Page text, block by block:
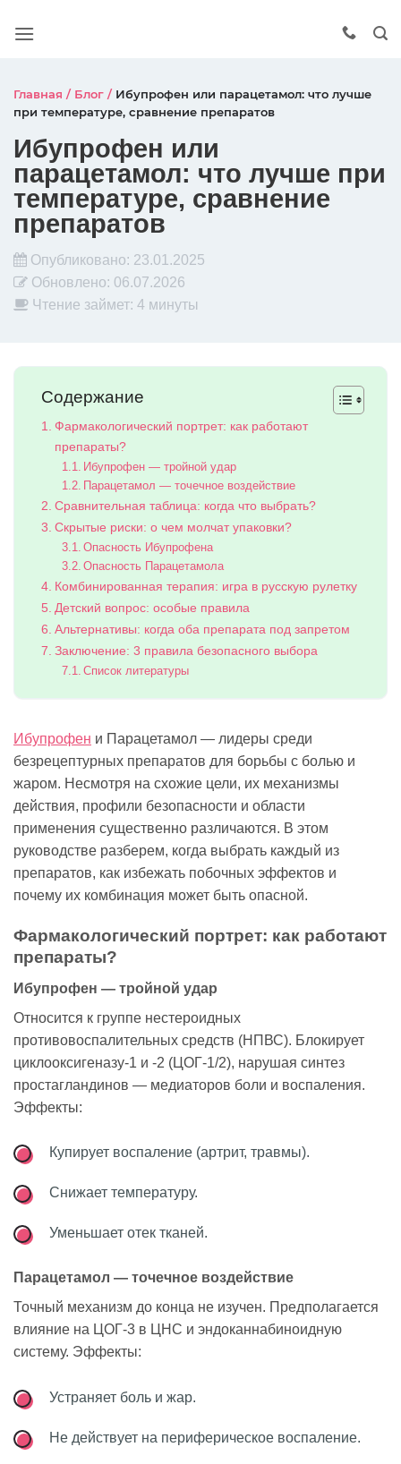
Главная / Блог / Ибупрофен или парацетамол: что лучше
при температуре, сравнение препаратов
Ибупрофен или
парацетамол: что лучше при
температуре, сравнение
препаратов
Опубликовано: 23.01.2025
Обновлено: 06.07.2026
Чтение займет: 4 минуты
Содержание
Фармакологический портрет: как работают
препараты?
Ибупрофен — тройной удар
Парацетамол — точечное воздействие
Сравнительная таблица: когда что выбрать?
Скрытые риски: о чем молчат упаковки?
Опасность Ибупрофена
Опасность Парацетамола
Комбинированная терапия: игра в русскую рулетку
Детский вопрос: особые правила
Альтернативы: когда оба препарата под запретом
Заключение: 3 правила безопасного выбора
Список литературы
Ибупрофен и Парацетамол — лидеры среди
безрецептурных препаратов для борьбы с болью и
жаром. Несмотря на схожие цели, их механизмы
действия, профили безопасности и области
применения существенно различаются. В этом
руководстве разберем, когда выбрать каждый из
препаратов, как избежать побочных эффектов и
почему их комбинация может быть опасной.
Фармакологический портрет: как работают
препараты?
Ибупрофен — тройной удар
Относится к группе нестероидных
противовоспалительных средств (НПВС). Блокирует
циклооксигеназу-1 и -2 (ЦОГ-1/2), нарушая синтез
простагландинов — медиаторов боли и воспаления.
Эффекты:
Купирует воспаление (артрит, травмы).
Снижает температуру.
Уменьшает отек тканей.
Парацетамол — точечное воздействие
Точный механизм до конца не изучен. Предполагается
влияние на ЦОГ-3 в ЦНС и эндоканнабиноидную
систему. Эффекты:
Устраняет боль и жар.
Не действует на периферическое воспаление.